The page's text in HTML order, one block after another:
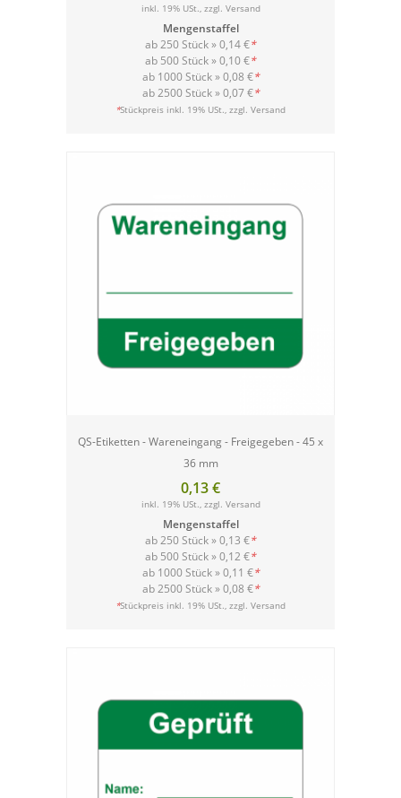
inkl. 19% USt., zzgl. Versand
Mengenstaffel
ab 250 Stück »0,14 €*
ab 500 Stück »0,10 €*
ab 1000 Stück »0,08 €*
ab 2500 Stück »0,07 €*
*Stückpreis inkl. 19% USt., zzgl. Versand
QS-Etiketten - Wareneingang - Freigegeben - 45 x
36 mm
0,13 €
inkl. 19% USt., zzgl. Versand
Mengenstaffel
ab 250 Stück »0,13 €*
ab 500 Stück »0,12 €*
ab 1000 Stück »0,11 €*
ab 2500 Stück »0,08 €*
*Stückpreis inkl. 19% USt., zzgl. Versand